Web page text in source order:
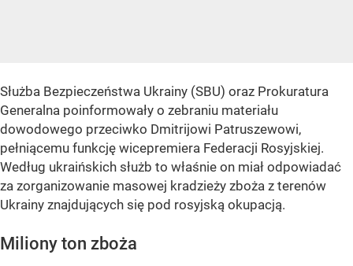
Służba Bezpieczeństwa Ukrainy (SBU) oraz Prokuratura
Generalna poinformowały o zebraniu materiału
dowodowego przeciwko Dmitrijowi Patruszewowi,
pełniącemu funkcję wicepremiera Federacji Rosyjskiej.
Według ukraińskich służb to właśnie on miał odpowiadać
za zorganizowanie masowej kradzieży zboża z terenów
Ukrainy znajdujących się pod rosyjską okupacją.
Miliony ton zboża